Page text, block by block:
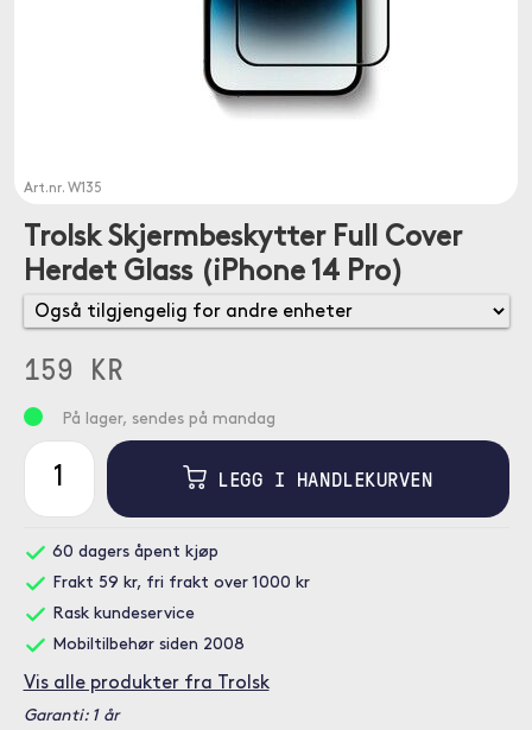
Art.nr. W135
Trolsk Skjermbeskytter Full Cover
Herdet Glass (iPhone 14 Pro)
159 KR
På lager, sendes på mandag
LEGG I HANDLEKURVEN
60 dagers åpent kjøp
Frakt 59 kr, fri frakt over 1000 kr
Rask kundeservice
Mobiltilbehør siden 2008
Vis alle produkter fra Trolsk
Garanti: 1 år